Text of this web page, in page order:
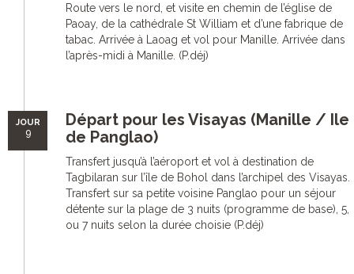
Route vers le nord, et visite en chemin de l’église de
Paoay, de la cathédrale St William et d’une fabrique de
tabac. Arrivée à Laoag et vol pour Manille. Arrivée dans
l’après-midi à Manille. (P.déj)
JOUR
9
Départ pour les Visayas (Manille / Ile
de Panglao)
Transfert jusqu’à l’aéroport et vol à destination de
Tagbilaran sur l’île de Bohol dans l’archipel des Visayas.
Transfert sur sa petite voisine Panglao pour un séjour
détente sur la plage de 3 nuits (programme de base), 5,
ou 7 nuits selon la durée choisie (P.déj)